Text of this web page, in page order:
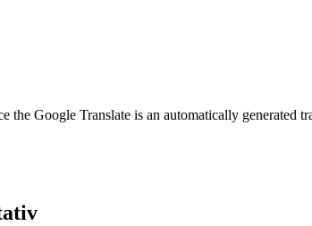
the Google Translate is an automatically